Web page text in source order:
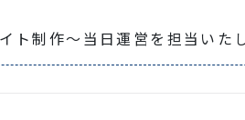
ト制作～当日運営を担当いた